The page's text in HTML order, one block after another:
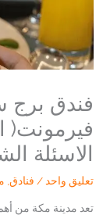
فندق برج
فيرمونت(
الاسئلة
تعليق واحد / فنادق
تعد مدينة مكة من